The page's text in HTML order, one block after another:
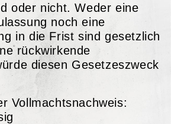
oder nicht. Weder eine
noch eine
in die Frist sind gesetzlich
rückwirkende
diesen Gesetzeszweck
Vollmachtsnachweis: